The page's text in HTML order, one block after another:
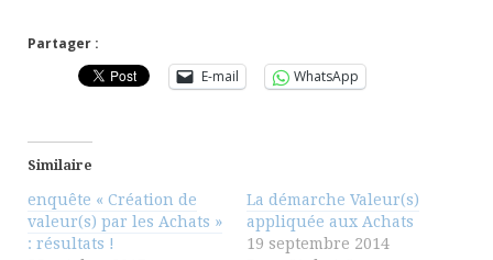
Partager :
E-mail
WhatsApp
Similaire
enquête « Création de
valeur(s) par les Achats »
: résultats !
La démarche Valeur(s)
appliquée aux Achats
19 septembre 2014